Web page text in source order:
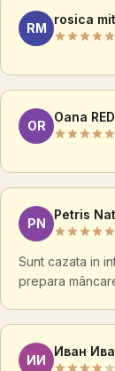
RM
rosica
OR
Oana RED
PN
Petris
Sunt cazata in
prepara
ИИ
Иван